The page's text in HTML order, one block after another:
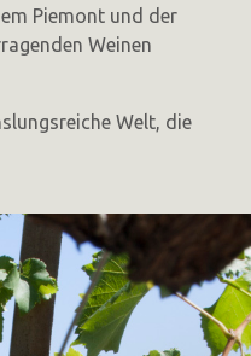
Piemont und der
Weinen
Welt, die